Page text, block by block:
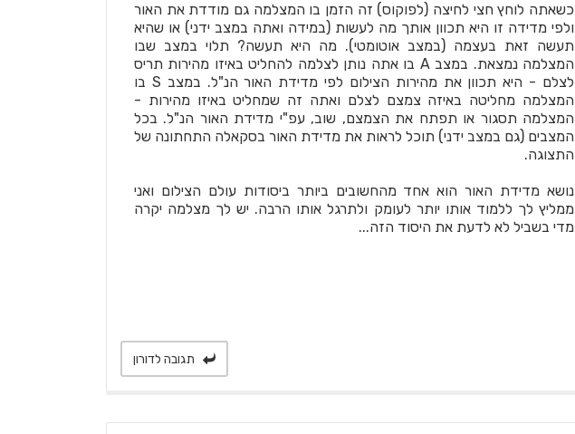
תגובה לדורון
כשאתה לוחץ חצי לחיצה (לפוקוס) זה הזמן בו המצלמה גם מודדת את האור
ולפי מדידה זו היא תכוון אותך מה לעשות (במידה ואתה במצב ידני) או שהיא
תעשה זאת בעצמה (במצב אוטומטי). מה היא תעשה? תלוי במצב שבו
המצלמה נמצאת. במצב A בו אתה נותן לצלמה להחליט באיזו מהירות תריס
לצלם - היא תכוון את מהירות הצילום לפי מדידת האור הנ"ל. במצב S בו
המצלמה מחליטה באיזה צמצם לצלם ואתה זה שמחליט באיזו מהירות -
המצלמה תסגור או תפתח את הצמצם, שוב, עפ"י מדידת האור הנ"ל. בכל
המצבים (גם במצב ידני) תוכל לראות את מדידת האור בסקאלה התחתונה של
התצוגה.
נושא מדידת האור הוא אחד מהחשובים ביותר ביסודות עולם הצילום ואני
ממליץ לך ללמוד אותו יותר לעומק ולתרגל אותו הרבה. יש לך מצלמה יקרה
מדי בשביל לא לדעת את היסוד הזה...